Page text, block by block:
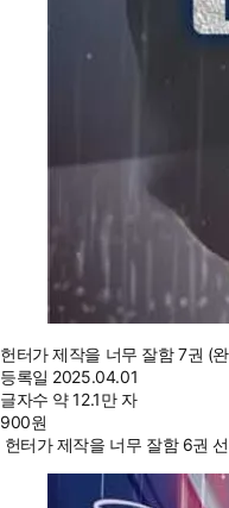
헌터가 제작을 너무 잘함 7권 (
등록일 2025.04.01
글자수 약 12.1만 자
900원
헌터가 제작을 너무 잘함 6권